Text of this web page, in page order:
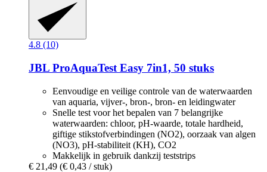
4.8 (10)
JBL ProAquaTest Easy 7in1, 50 stuks
Eenvoudige en veilige controle van de waterwaarden
van aquaria, vijver-, bron-, bron- en leidingwater
Snelle test voor het bepalen van 7 belangrijke
waterwaarden: chloor, pH-waarde, totale hardheid,
giftige stikstofverbindingen (NO2), oorzaak van algen
(NO3), pH-stabiliteit (KH), CO2
Makkelijk in gebruik dankzij teststrips
€ 21,49 (€ 0,43 / stuk)